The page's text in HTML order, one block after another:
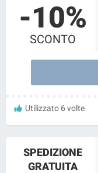
-10%
SCONTO
Utilizzato 6 volte
SPEDIZIONE
GRATUITA